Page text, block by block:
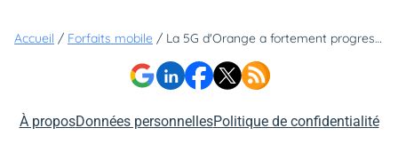
Accueil / Forfaits mobile / La 5G d'Orange a fortement progressé dans ces deux régions ! Découvrez vite lesquelles
À proposDonnées personnellesPolitique de confidentialité